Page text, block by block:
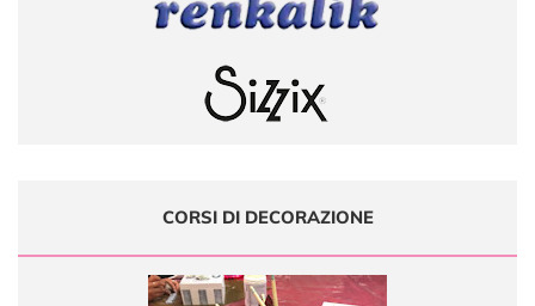
CORSI DI DECORAZIONE